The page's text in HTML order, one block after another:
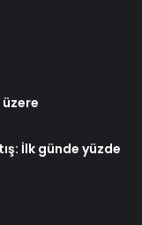
İlk günde yüzde